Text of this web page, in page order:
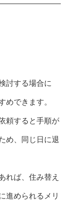
討する場合に
めできます。
頼すると手順が
め、同じ日に退
れば、住み替え
進められるメリ